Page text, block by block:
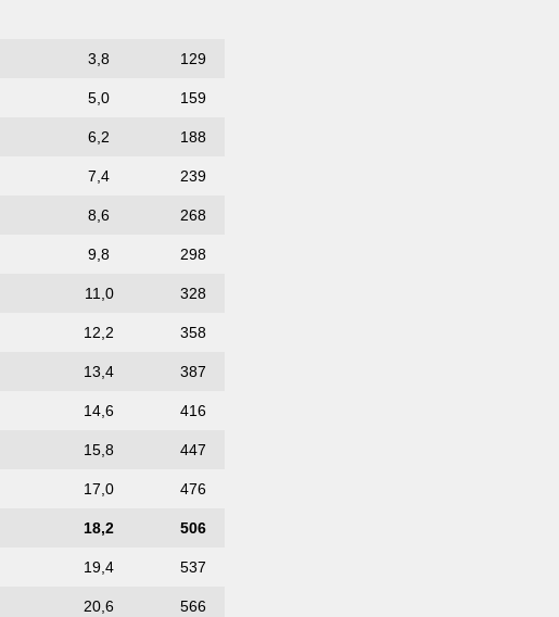
3,8 129
5,0 159
6,2 188
7,4 239
8,6 268
9,8 298
11,0 328
12,2 358
13,4 387
14,6 416
15,8 447
17,0 476
18,2 506
19,4 537
20,6 566